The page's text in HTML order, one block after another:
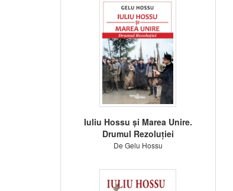
Iuliu Hossu și Marea Unire.
Drumul Rezoluției
De Gelu Hossu